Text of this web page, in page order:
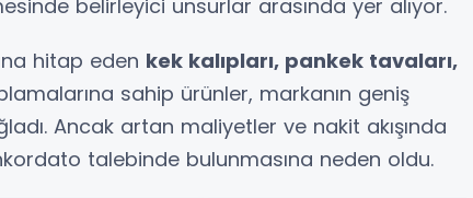
belirleyici unsurlar arasında yer alıyor.
hitap eden kek kalıpları, pankek tavaları,
sahip ürünler, markanın geniş
Ancak artan maliyetler ve nakit akışında
talebinde bulunmasına neden oldu.